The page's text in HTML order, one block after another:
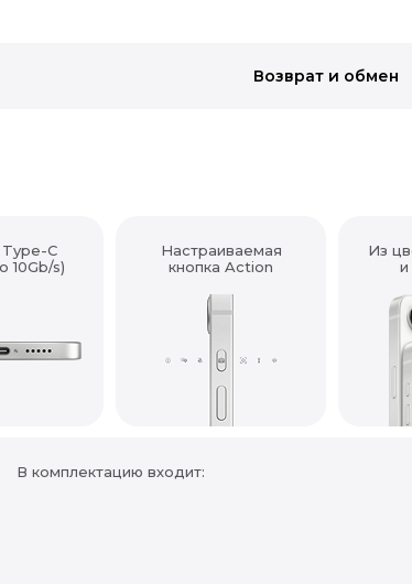
Возврат и обмен
В комплектацию входит:
Из
и
C
10Gb/s)
Настраиваемая
кнопка Action